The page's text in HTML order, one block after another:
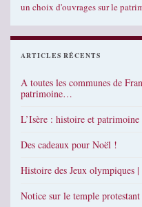
un choix d'ouvrages sur le
ARTICLES RÉCENTS
A toutes les communes de
patrimoine…
L’Isère : histoire et
Des cadeaux pour Noël !
Histoire des Jeux olympiques
Notice sur le temple